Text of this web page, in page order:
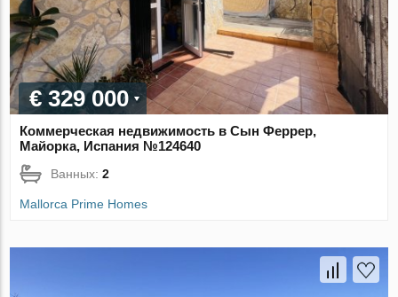
€ 329 000
Коммерческая недвижимость в Сын Феррер,
Майорка, Испания №124640
Ванных:2
Mallorca Prime Homes